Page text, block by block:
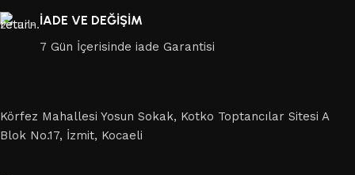
İADE VE DEĞİŞİM
7 Gün İçerisinde iade Garantisi
Körfez Mahallesi Yosun Sokak, Kotko Toptancılar Sitesi A
Blok No.17, İzmit, Kocaeli